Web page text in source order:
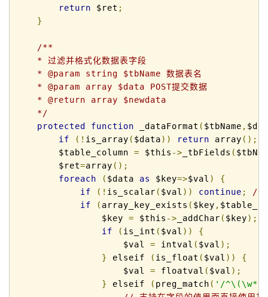
return $ret ;
}
/**
* 过滤并格式化数据表字段
* @param string $tbName 数据表名
* @param array $data POST提交数据
* @return array $newdata
*/
protected
function _dataFormat ( $tbName ,
if
(! is_array ( $data)) return array ();
$table_column = $this -> _tbFields (
$ret=array ();
foreach
( $data as $key=>$val )
{
if
(! is_scalar ( $val )) continue ;
//
if
( array_key_exists ( $key ,
$key = $this -> _addChar ( $key);
if
( is_int ( $val ))
{
$val = intval ( $val );
} elseif ( is_float ( $val ))
{
$val = floatval ( $val );
} elseif ( preg_match ( '/